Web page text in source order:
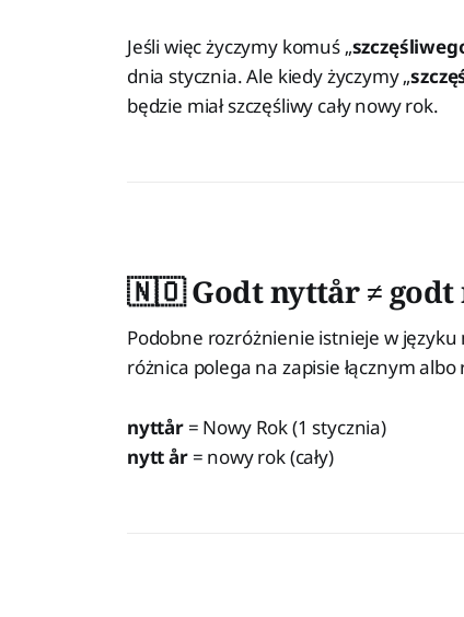
Jeśli więc życzymy komuś „
dnia stycznia. Ale kiedy życzymy „
będzie miał szczęśliwy cały nowy rok.
🇳🇴 Godt nyttår ≠ godt
Podobne rozróżnienie istnieje w
różnica polega na zapisie łącznym albo
nyttår= Nowy Rok (1 stycznia)
nytt år= nowy rok (cały)